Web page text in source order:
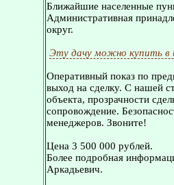
Ближайшие населенные
Административная
округ.
Эту дачу можно купить в
Оперативный показ по
выход на сделку. С нашей
объекта, прозрачности
сопровождение.
менеджеров. Звоните!
Цена 3 500 000 рублей.
Более подробная
Аркадьевич.